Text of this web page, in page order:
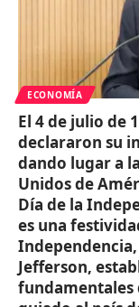
ECONOMÍA
El 4 de julio de
declararon su
dando lugar a
Unidos de
Día de la
es una
Jefferson,
fundamentales